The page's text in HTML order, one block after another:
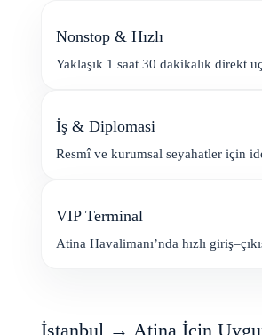
Nonstop & Hızlı
Yaklaşık 1 saat 30 dakikalık direkt
İş & Diplomasi
Resmî ve kurumsal seyahatler için
VIP Terminal
Atina Havalimanı’nda hızlı
İstanbul → Atina İçin